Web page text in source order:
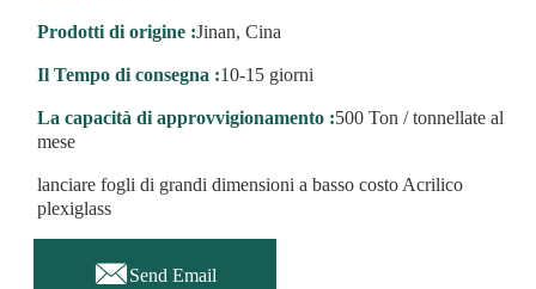
Prodotti di origine :Jinan, Cina
Il Tempo di consegna :10-15 giorni
La capacità di approvvigionamento :500 Ton / tonnellate al
mese
lanciare fogli di grandi dimensioni a basso costo Acrilico
plexiglass
Send Email